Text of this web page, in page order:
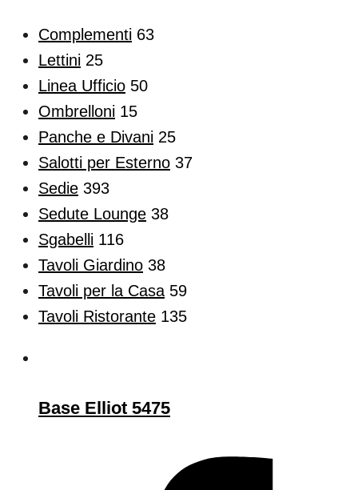
Complementi 63
Lettini 25
Linea Ufficio 50
Ombrelloni 15
Panche e Divani 25
Salotti per Esterno 37
Sedie 393
Sedute Lounge 38
Sgabelli 116
Tavoli Giardino 38
Tavoli per la Casa 59
Tavoli Ristorante 135
Base Elliot 5475